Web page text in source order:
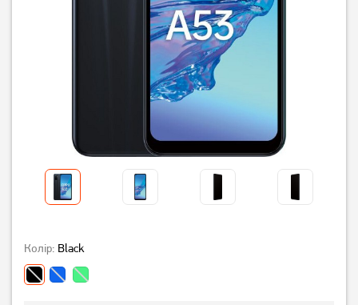
Колір: Black